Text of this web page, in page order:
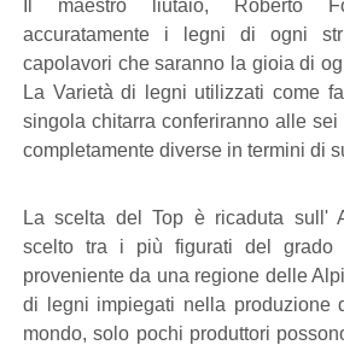
Il maestro liutaio, Roberto
accuratamente i legni di ogni
capolavori che saranno la gioia di
La Varietà di legni utilizzati come
singola chitarra conferiranno alle sei
completamente diverse in termini di
La scelta del Top è ricaduta sull'
scelto tra i più figurati del grado
proveniente da una regione delle
di legni impiegati nella produzione
mondo, solo pochi produttori